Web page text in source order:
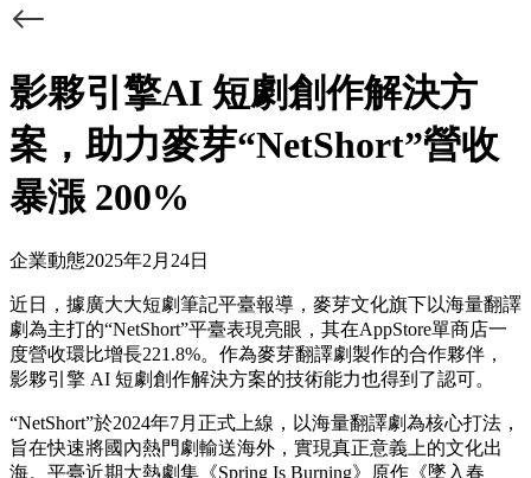
影夥引擎AI 短劇創作解決方
案，助力麥芽“NetShort”營收
暴漲 200%
企業動態2025年2月24日
近日，據廣大大短劇筆記平臺報導，麥芽文化旗下以海量翻譯
劇為主打的“NetShort”平臺表現亮眼，其在AppStore單商店一
度營收環比增長221.8%。作為麥芽翻譯劇製作的合作夥伴，
影夥引擎 AI 短劇創作解決方案的技術能力也得到了認可。
“NetShort”於2024年7月正式上線，以海量翻譯劇為核心打法，
旨在快速將國內熱門劇輸送海外，實現真正意義上的文化出
海。平臺近期大熱劇集《Spring Is Burning》原作《墜入春